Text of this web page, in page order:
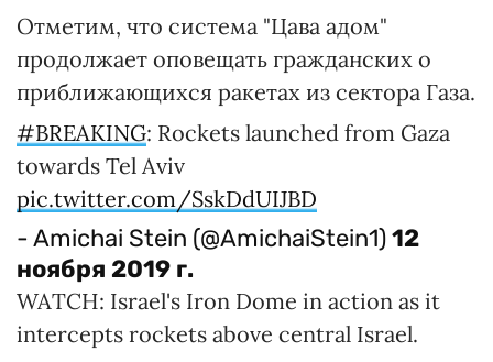
Отметим, что система "Цава адом"
продолжает оповещать гражданских о
приближающихся ракетах из сектора Газа.
#BREAKING: Rockets launched from Gaza
towards Tel Aviv
pic.twitter.com/SskDdUIJBD
- Amichai Stein (@AmichaiStein1)12
ноября 2019 г.
WATCH: Israel's Iron Dome in action as it
intercepts rockets above central Israel.